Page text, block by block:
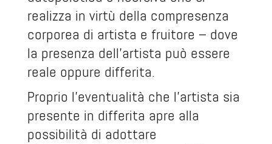
realizza in virtù della compresenza
corporea di artista e fruitore – dove
la presenza dell’artista può essere
reale oppure differita.
Proprio l’eventualità che l’artista sia
presente in differita apre alla
possibilità di adottare